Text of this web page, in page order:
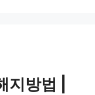
방법 |